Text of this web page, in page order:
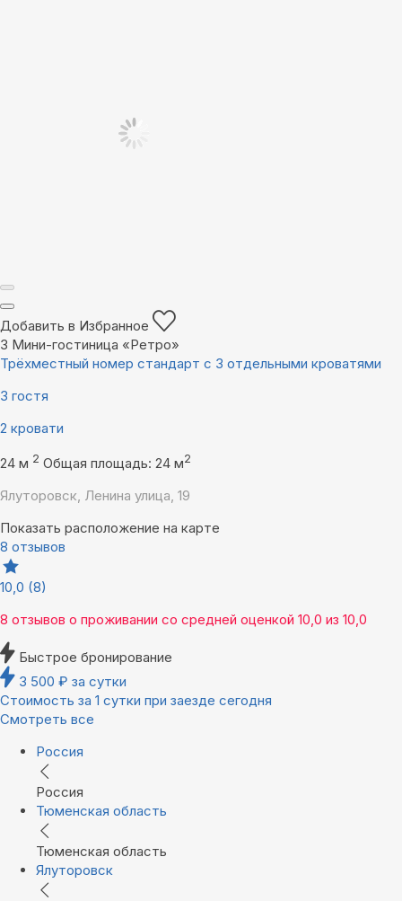
Добавить в Избранное
3 Мини-гостиница «Ретро»
Трёхместный номер стандарт с 3 отдельными кроватями
3 гостя
2 кровати
24 м 2 Общая площадь: 24 м2
Ялуторовск, Ленина улица, 19
Показать расположение на карте
8 отзывов
10,0 (8)
8 отзывов о проживании со средней оценкой 10,0 из 10,0
Быстрое бронирование
3 500 ₽ за сутки
Стоимость за 1 сутки при заезде сегодня
Смотреть все
Россия
Россия
Тюменская область
Тюменская область
Ялуторовск